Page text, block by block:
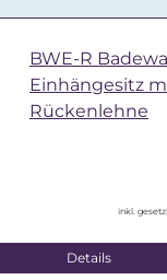
BWE-R
Einhängesitz
Rückenlehne
inkl.
Details